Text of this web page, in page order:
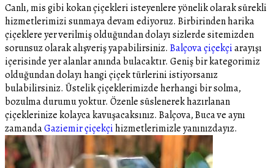
Canlı, mis gibi kokan çiçekleri isteyenlere yönelik olarak sürekli
hizmetlerimizi sunmaya devam ediyoruz. Birbirinden harika
çiçeklere yer verilmiş olduğundan dolayı sizlerde sitemizden
sorunsuz olarak alışveriş yapabilirsiniz. Balçova çiçekçiarayışı
içerisinde yer alanlar anında bulacaktır. Geniş bir kategorimiz
olduğundan dolayı hangi çiçek türlerini istiyorsanız
bulabilirsiniz. Üstelik çiçeklerimizde herhangi bir solma,
bozulma durumu yoktur. Özenle süslenerek hazırlanan
çiçeklerinize kolayca kavuşacaksınız. Balçova, Buca ve aynı
zamandaGaziemir çiçekçihizmetlerimizle yanınızdayız.